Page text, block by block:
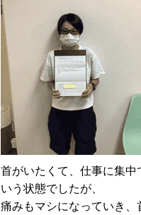
首がいたくて、仕事に集
いう状態でしたが、
痛みもマシになっていき、